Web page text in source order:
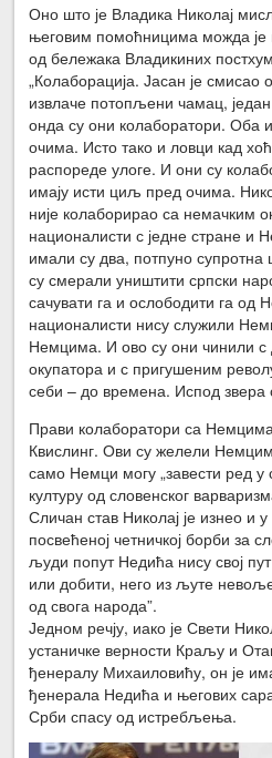
Оно што је Владика Николај
његовим помоћницима можда је
од бележака Владикиних
„Колаборација. Јасан је смисао
извлаче потопљени чамац,
онда су они колаборатори. Оба
очима. Исто тако и ловци кад
распореде улоге. И они су
имају исти циљ пред очима.
није колаборирао са немачким
националисти с једне стране и
имали су два, потпуно
су смерали уништити српски
сачувати га и ослободити га од
националисти нису служили
Немцима. И ово су они чинили
окупатора и с пригушеним
себи – до времена. Испод звера
Прави колаборатори са
Квислинг. Ови су желели
само Немци могу „завести ред у
културу од словенског
Сличан став Николај је изнео и
посвећеној четничкој борби за
људи попут Недића нису свој
или добити, него из љуте
од свога народа”.
Једном речју, иако је Свети
устаничке верности Краљу и
ђенералу Михаиловићу, он је
ђенерала Недића и његових
Срби спасу од истребљења.